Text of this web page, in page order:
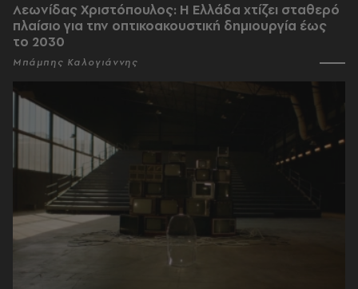
Λεωνίδας Χριστόπουλος: Η Ελλάδα χτίζει σταθερό
πλαίσιο για την οπτικοακουστική δημιουργία έως
το 2030
Μπάμπης Καλογιάννης